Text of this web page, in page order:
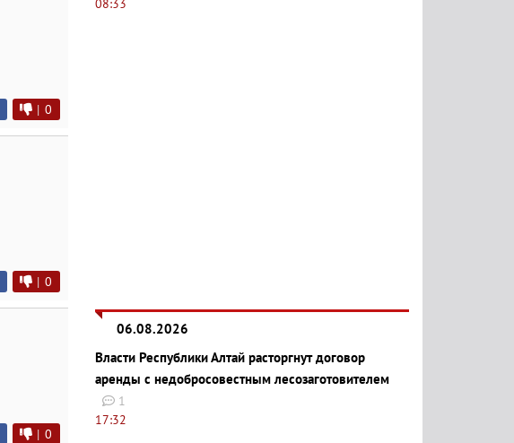
| 0
| 0
| 0
08:33
06.08.2026
Власти Республики Алтай расторгнут договор
аренды с недобросовестным лесозаготовителем
1
17:32